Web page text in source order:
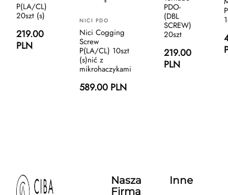
P(LA/CL)
20szt (s)
219.00
PLN
NICI PDO
Nici Cogging
Screw
P(LA/CL) 10szt
(s)nić z
mikrohaczykami
589.00 PLN
PDO-
(DBL
SCREW)
20szt
219.00
PLN
Nasza
Firma
Inne